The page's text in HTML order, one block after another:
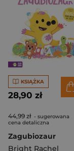
KSIĄŻKA
28,90 zł
44,99 zł - sugerowana
cena detaliczna
Zagubiozaur
Bright Rachel